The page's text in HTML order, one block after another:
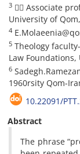
3  Associate
University of
4
5 Theology
Law
6
1960rsity Qom-
10.22091/
Abstract
The phrase